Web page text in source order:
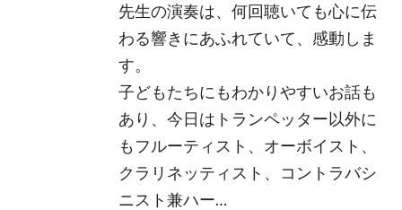
先生の演奏は、何回聴いても心に伝
わる響きにあふれていて、感動しま
す。
子どもたちにもわかりやすいお話も
あり、今日はトランペッター以外に
もフルーティスト、オーボイスト、
クラリネッティスト、コントラバシ
ニスト兼ハー…